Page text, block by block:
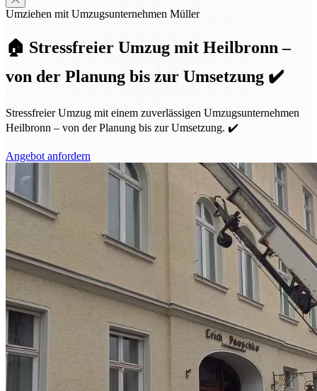
Umziehen mit Umzugsunternehmen Müller
🏠 Stressfreier Umzug mit Heilbronn –
von der Planung bis zur Umsetzung ✔️
Stressfreier Umzug mit einem zuverlässigen Umzugsunternehmen
Heilbronn – von der Planung bis zur Umsetzung. ✔️
Angebot anfordern